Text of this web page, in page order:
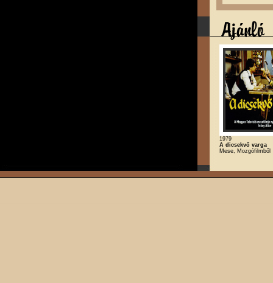
1979
A dicsekvő varga
Mese, Mozgófilmből